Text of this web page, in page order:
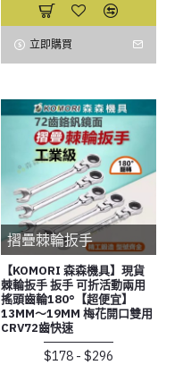
立即購買
摺疊棘輪扳手
【KOMORI 森森機具】現貨
棘輪扳手 扳手 可折活動兩用
搖頭齒輪180°【超便宜】
13MM～19MM 梅花開口雙用
CRV72齒快速
$178 - $296